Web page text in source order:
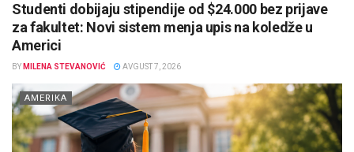
Studenti dobijaju stipendije od $24.000 bez prijave
za fakultet: Novi sistem menja upis na koledže u
Americi
BY MILENA STEVANOVIĆ AVGUST 7, 2026
AMERIKA